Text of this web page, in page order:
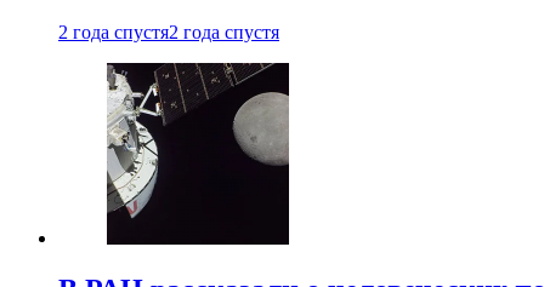
2 года спустя2 года спустя